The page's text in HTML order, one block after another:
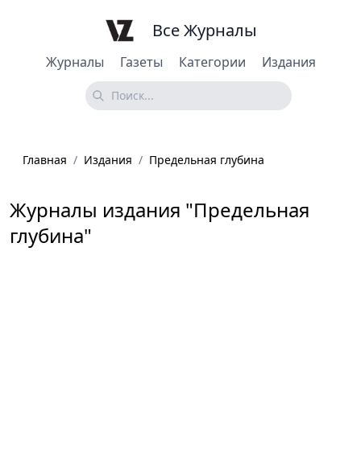
Журналы Газеты Категории Издания
Все Журналы
Главная / Издания / Предельная глубина
Журналы издания "Предельная
глубина"